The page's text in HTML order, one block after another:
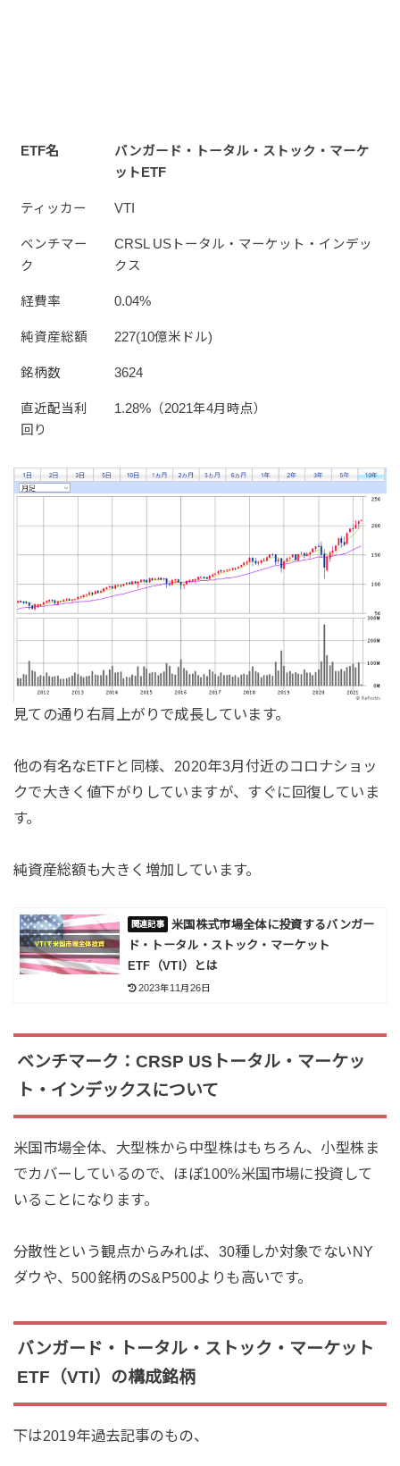
ETF名
バンガード・トータル・ストック・マーケ
ットETF
ティッカー VTI
ベンチマー
ク
CRSL USトータル・マーケット・インデッ
クス
経費率 0.04%
純資産総額 227(10億米ドル)
銘柄数 3624
直近配当利
回り
1.28%（2021年4月時点）
見ての通り右肩上がりで成長しています。
他の有名なETFと同様、2020年3月付近のコロナショッ
クで大きく値下がりしていますが、すぐに回復していま
す。
純資産総額も大きく増加しています。
米国株式市場全体に投資するバンガー
ド・トータル・ストック・マーケット
ETF（VTI）とは
2023年11月26日
ベンチマーク：CRSP USトータル・マーケッ
ト・インデックスについて
米国市場全体、大型株から中型株はもちろん、小型株ま
でカバーしているので、ほぼ100%米国市場に投資して
いることになります。
分散性という観点からみれば、30種しか対象でないNY
ダウや、500銘柄のS&P500よりも高いです。
バンガード・トータル・ストック・マーケット
ETF（VTI）の構成銘柄
下は2019年過去記事のもの、